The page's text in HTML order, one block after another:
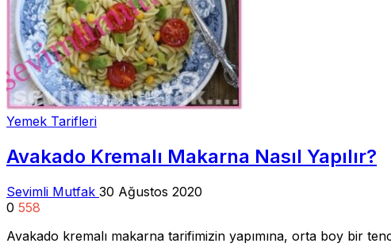
Yemek Tarifleri
Avakado Kremalı Makarna Nasıl Yapılır?
Sevimli Mutfak 30 Ağustos 2020
0 558
Avakado kremalı makarna tarifimizin yapımına, orta boy bir